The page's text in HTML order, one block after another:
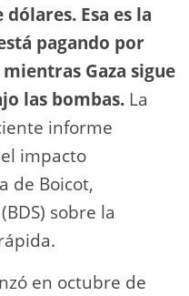
Esa es la
pagando por
Gaza sigue
las bombas. La
informe
impacto
de Boicot,
sobre la
en octubre de